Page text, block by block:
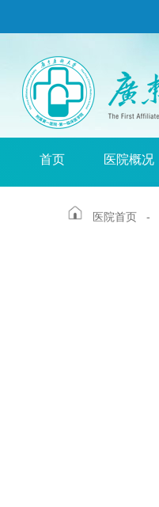
首页 医院概况
医院首页 -